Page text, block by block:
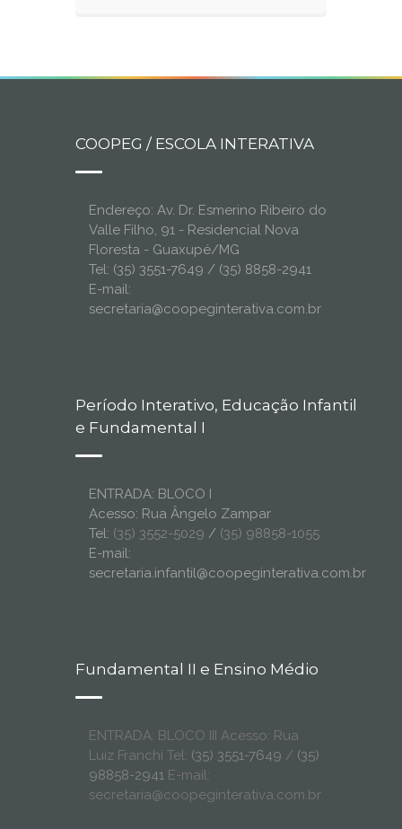
COOPEG / ESCOLA INTERATIVA
Endereço: Av. Dr. Esmerino Ribeiro do
Valle Filho, 91 - Residencial Nova
Floresta - Guaxupé/MG
Tel: (35) 3551-7649 / (35) 8858-2941
E-mail:
secretaria@coopeginterativa.com.br
Período Interativo, Educação Infantil
e Fundamental I
ENTRADA: BLOCO I
Acesso: Rua Ângelo Zampar
Tel: (35) 3552-5029 / (35) 98858-1055
E-mail:
secretaria.infantil@coopeginterativa.com.br
Fundamental II e Ensino Médio
ENTRADA: BLOCO III Acesso: Rua
Luiz Franchi Tel: (35) 3551-7649 / (35)
98858-2941 E-mail:
secretaria@coopeginterativa.com.br